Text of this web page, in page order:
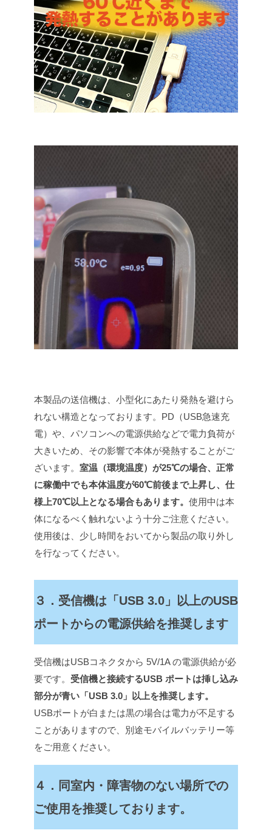
本製品の送信機は、小型化にあたり発熱を避けら
れない構造となっております。PD（USB急速充
電）や、パソコンへの電源供給などで電力負荷が
大きいため、その影響で本体が発熱することがご
ざいます。 室温（環境温度）が25℃の場合、正常
に稼働中でも本体温度が60℃前後まで上昇し、仕
様上70℃以上となる場合もあります。 使用中は本
体になるべく触れないよう十分ご注意ください。
使用後は、少し時間をおいてから製品の取り外し
を行なってください。
３．受信機は「USB 3.0」以上のUSB
ポートからの電源供給を推奨します
受信機はUSBコネクタから 5V/1A の電源供給が必
要です。 受信機と接続するUSB ポートは挿し込み
部分が青い「USB 3.0」以上を推奨します。
USBポートが白または黒の場合は電力が不足する
ことがありますので、別途モバイルバッテリー等
をご用意ください。
４．同室内・障害物のない場所での
ご使用を推奨しております。